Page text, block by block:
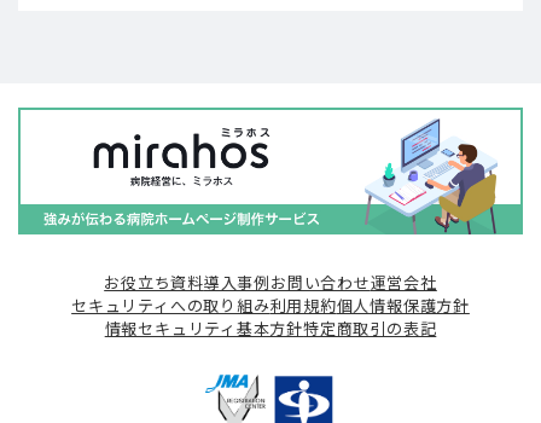
お役立ち資料導入事例お問い合わせ運営会社
セキュリティへの取り組み利用規約個人情報保護方針
情報セキュリティ基本方針特定商取引の表記